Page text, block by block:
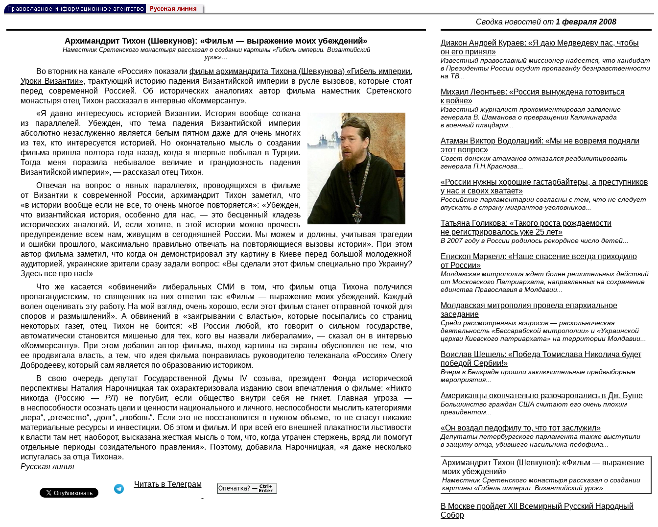
Сводка новостей от 1 февраля 2008
Архимандрит Тихон (Шевкунов): «Фильм — выражение моих убеждений»
Наместник Сретенского монастыря рассказал о создании картины «Гибель империи. Византийский
урок»…
Во вторник на канале «Россия» показалифильм архимандрита Тихона (Шевкунова) «Гибель империи.
Уроки Византии», трактующий историю падения Византийской империи в русле вызовов, которые стоят
перед современной Россией. Об исторических аналогиях автор фильма наместник Сретенского
монастыря отец Тихон рассказал в интервью «Коммерсанту».
«Я давно интересуюсь историей Византии. История вообще соткана
из параллелей. Убежден, что тема падения Византийской империи
абсолютно незаслуженно является белым пятном даже для очень многих
из тех, кто интересуется историей. Но окончательно мысль о создании
фильма пришла полтора года назад, когда я впервые побывал в Турции.
Тогда меня поразила небывалое величие и грандиозность падения
Византийской империи», — рассказал отец Тихон.
Отвечая на вопрос о явных параллелях, проводящихся в фильме
от Византии к современной России, архимандрит Тихон заметил, что
«в истории вообще если не все, то очень многое повторяется»: «Убежден,
что византийская история, особенно для нас, — это бесценный кладезь
исторических аналогий. И, если хотите, в этой истории можно прочесть
предупреждение всем нам, живущим в сегодняшней России. Мы можем и должны, учитывая трагедии
и ошибки прошлого, максимально правильно отвечать на повторяющиеся вызовы истории». При этом
автор фильма заметил, что когда он демонстрировал эту картину в Киеве перед большой молодежной
аудиторией, украинские зрители сразу задали вопрос: «Вы сделали этот фильм специально про Украину?
Здесь все про нас!»
Что же касается «обвинений» либеральных СМИ в том, что фильм отца Тихона получился
пропагандистским, то священник на них ответил так: «Фильм — выражение моих убеждений. Каждый
волен оценивать эту работу. На мой взгляд, очень хорошо, если этот фильм станет отправной точкой для
споров и размышлений». А обвинений в «заигрывании с властью», которые посыпались со страниц
некоторых газет, отец Тихон не боится: «В России любой, кто говорит о сильном государстве,
автоматически становится мишенью для тех, кого вы назвали либералами», — сказал он в интервью
«Коммерсанту». При этом добавил автор фильма, выход картины на экраны обусловлен не тем, что
ее продвигала власть, а тем, что идея фильма понравилась руководителю телеканала «Россия» Олегу
Добродееву, который сам является по образованию историком.
В свою очередь депутат Государственной Думы IV созыва, президент Фонда исторической
перспективы Наталия Нарочницкая так охарактеризовала изданию свои впечатления о фильме: «Никто
никогда (Россию — РЛ) не погубит, если общество внутри себя не гниет. Главная угроза —
в неспособности осознать цели и ценности национального и личного, неспособности мыслить категориями
„вера“, „отечество“, „долг“, „любовь“. Если это не восстановится в нужном объеме, то не спасут никакие
материальные ресурсы и инвестиции. Об этом и фильм. И при всей его внешней плакатности льстивости
к власти там нет, наоборот, высказана жесткая мысль о том, что, когда утрачен стержень, вряд ли помогут
отдельные периоды созидательного правления». Поэтому, добавила Нарочницкая, «я даже несколько
испугалась за отца Тихона».
Русская линия
Читать в Телеграм
Диакон Андрей Кураев: «Я даю Медведеву пас, чтобы
он его принял»
Известный православный миссионер надеется, что кандидат
в Президенты России осудит пропаганду безнравственности
на ТВ...
Михаил Леонтьев: «Россия вынуждена готовиться
к войне»
Известный журналист прокомментировал заявление
генерала В. Шаманова о превращении Калининграда
в военный плацдарм...
Атаман Виктор Водолацкий: «Мы не вовремя подняли
этот вопрос»
Совет донских атаманов отказался реабилитировать
генерала П.Н.Краснова...
«России нужны хорошие гастарбайтеры, а преступников
у нас и своих хватает»
Российские парламентарии согласны с тем, что не следует
впускать в страну мигрантов-уголовников...
Татьяна Голикова: «Такого роста рождаемости
не регистрировалось уже 25 лет»
В 2007 году в России родилось рекордное число детей...
Епископ Маркелл: «Наше спасение всегда приходило
от России»
Молдавская митрополия ждет более решительных действий
от Московского Патриархата, направленных на сохранение
единства Православия в Молдавии...
Молдавская митрополия провела епархиальное
заседание
Среди рассмотренных вопросов — раскольническая
деятельность «Бессарабской митрополии» и «Украинской
церкви Киевского патриархата» на территории Молдавии...
Воислав Шешель: «Победа Томислава Николича будет
победой Сербии!»
Вчера в Белграде прошли заключительные предвыборные
мероприятия...
Американцы окончательно разочаровались в Дж. Буше
Большинство граждан США считают его очень плохим
президентом...
«Он воздал педофилу то, что тот заслужил»
Депутаты петербургского парламента также выступили
в защиту отца, убившего насильника-педофила...
Архимандрит Тихон (Шевкунов): «Фильм — выражение
моих убеждений»
Наместник Сретенского монастыря рассказал о создании
картины «Гибель империи. Византийский урок»...
В Москве пройдет XII Всемирный Русский Народный
Собор